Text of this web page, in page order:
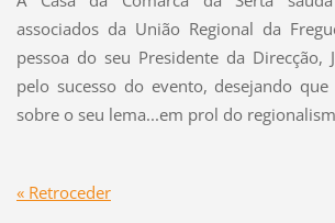
associados da União Regional da
pessoa do seu Presidente da Direcção,
pelo sucesso do evento, desejando
sobre o seu lema...em prol do
« Retroceder